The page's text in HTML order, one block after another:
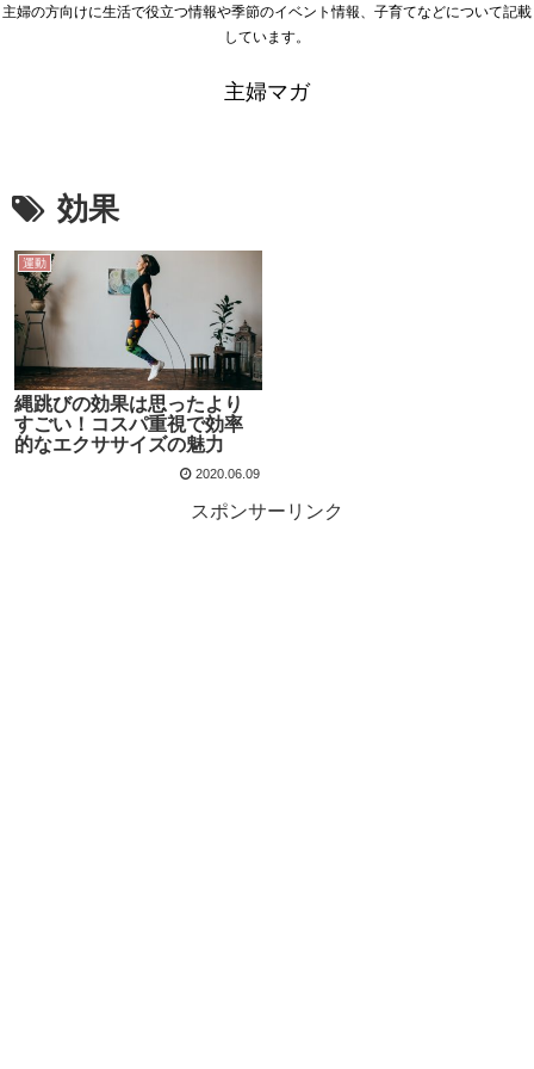
主婦の方向けに生活で役立つ情報や季節のイベント情報、子育てなどについて記載
しています。
主婦マガ
効果
運動
縄跳びの効果は思ったより
すごい！コスパ重視で効率
的なエクササイズの魅力
2020.06.09
スポンサーリンク